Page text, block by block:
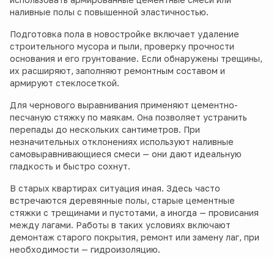
наливные полы с повышенной эластичностью.
Подготовка пола в новостройке включает удаление
строительного мусора и пыли, проверку прочности
основания и его грунтование. Если обнаружены трещины,
их расширяют, заполняют ремонтным составом и
армируют стеклосеткой.
Для чернового выравнивания применяют цементно-
песчаную стяжку по маякам. Она позволяет устранить
перепады до нескольких сантиметров. При
незначительных отклонениях используют наливные
самовыравнивающиеся смеси — они дают идеальную
гладкость и быстро сохнут.
В старых квартирах ситуация иная. Здесь часто
встречаются деревянные полы, старые цементные
стяжки с трещинами и пустотами, а иногда — провисания
между лагами. Работы в таких условиях включают
демонтаж старого покрытия, ремонт или замену лаг, при
необходимости — гидроизоляцию.